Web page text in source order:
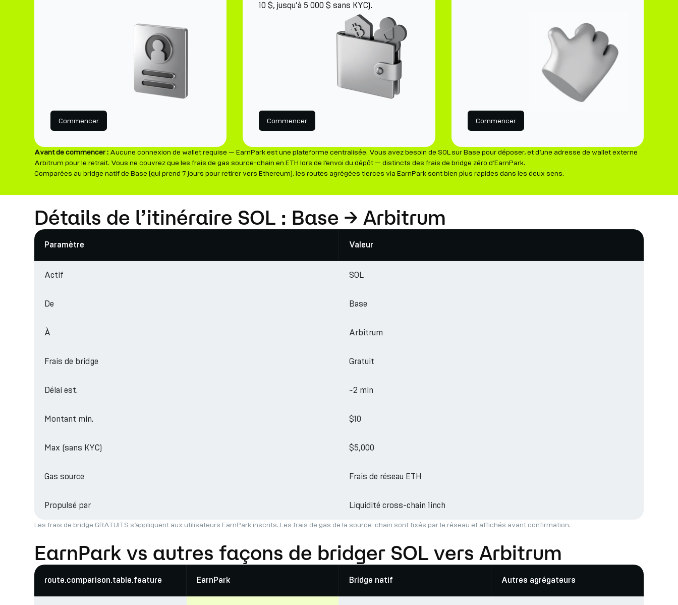
Commencer
10 $, jusqu’à 5 000 $ sans KYC).
Commencer Commencer
Avant de commencer : Aucune connexion de wallet requise — EarnPark est une plateforme centralisée. Vous avez besoin de SOL sur Base pour déposer, et d’une adresse de wallet externe
Arbitrum pour le retrait. Vous ne couvrez que les frais de gas source-chain en ETH lors de l’envoi du dépôt — distincts des frais de bridge zéro d’EarnPark.
Comparées au bridge natif de Base (qui prend 7 jours pour retirer vers Ethereum), les routes agrégées tierces via EarnPark sont bien plus rapides dans les deux sens.
Détails de l’itinéraire SOL : Base → Arbitrum
Paramètre Valeur
Actif SOL
De Base
À Arbitrum
Frais de bridge Gratuit
Délai est. ~2 min
Montant min. $10
Max (sans KYC) $5,000
Gas source Frais de réseau ETH
Propulsé par Liquidité cross-chain 1inch
Les frais de bridge GRATUITS s’appliquent aux utilisateurs EarnPark inscrits. Les frais de gas de la source-chain sont fixés par le réseau et affichés avant confirmation.
EarnPark vs autres façons de bridger SOL vers Arbitrum
route.comparison.table.feature EarnPark Bridge natif Autres agrégateurs